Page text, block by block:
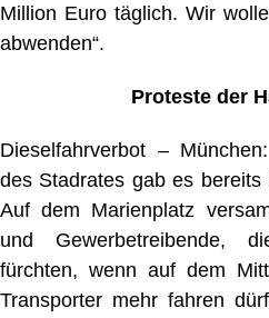
Million Euro täglich. Wir
abwenden“.
Proteste der
Dieselfahrverbot –
des Stadrates gab es bereits
Auf dem Marienplatz
und Gewerbetreibende,
fürchten, wenn auf dem
Transporter mehr fahren